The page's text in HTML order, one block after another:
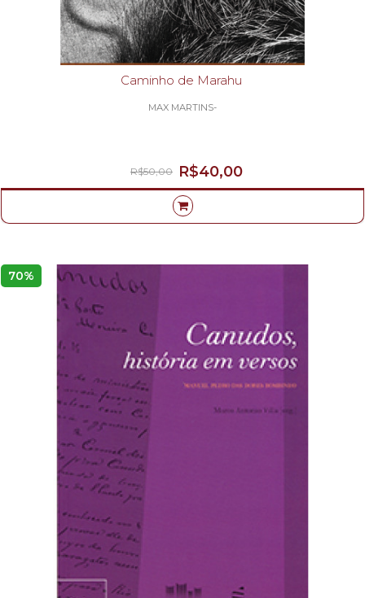
Caminho de Marahu
MAX MARTINS-
R$40,00
R$50,00
70%